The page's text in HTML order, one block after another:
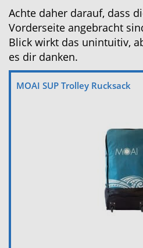
Achte daher darauf, dass
Vorderseite angebracht
Blick wirkt das unintuitiv,
es dir danken.
MOAI SUP Trolley Rucksack